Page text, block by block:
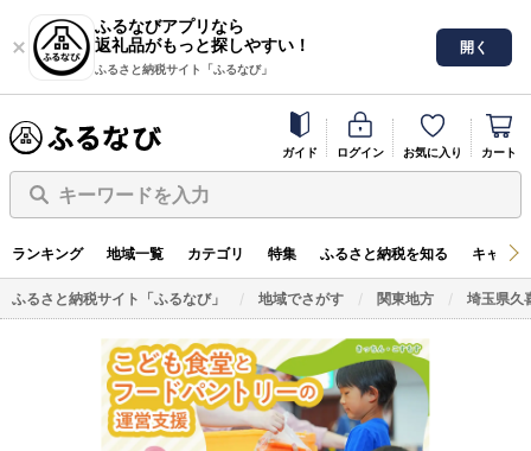
ふるなびアプリなら
返礼品がもっと探しやすい！
ふるさと納税サイト「ふるなび」
開く
ガイド ログイン お気に入り カート
キーワードを入力
ランキング 地域一覧 カテゴリ 特集 ふるさと納税を知る キャン
ふるさと納税サイト「ふるなび」 地域でさがす 関東地方 埼玉県久